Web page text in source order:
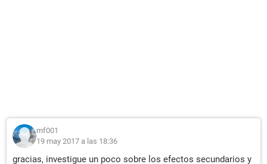
mf001
19 may 2017 a las 18:36
gracias, investigue un poco sobre los efectos secundarios y